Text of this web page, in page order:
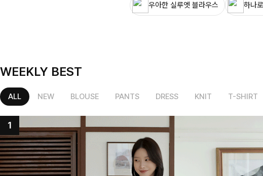
우아한 실루엣 블라우스 하나
WEEKLY BEST
ALL NEW BLOUSE PANTS DRESS KNIT T-SHIRT